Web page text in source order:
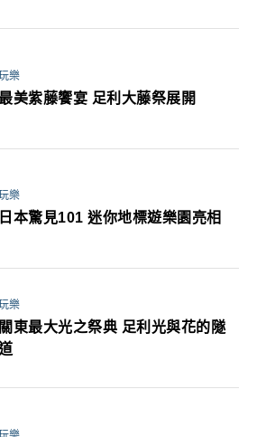
樂
最美紫藤饗宴 足利大藤祭展開
樂
日本驚見101 迷你地標遊樂園亮相
樂
關東最大光之祭典 足利光與花的隧